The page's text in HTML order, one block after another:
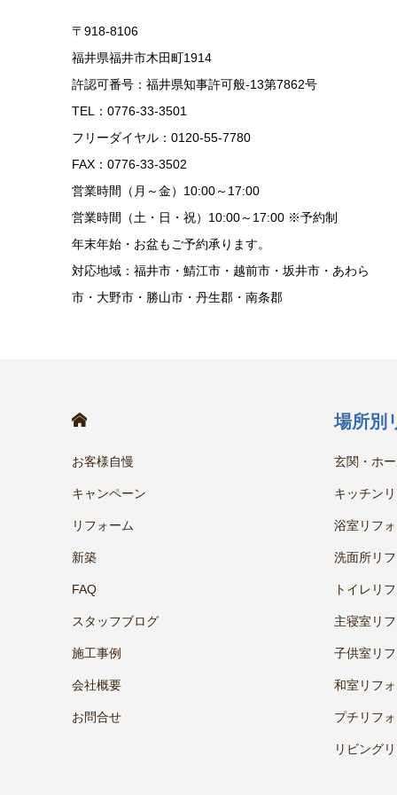
〒918-8106
福井県福井市木田町1914
許認可番号：福井県知事許可般-13第7862号
TEL：0776-33-3501
フリーダイヤル：0120-55-7780
FAX：0776-33-3502
営業時間（月～金）10:00～17:00
営業時間（土・日・祝）10:00～17:00 ※予約制
年末年始・お盆もご予約承ります。
対応地域：福井市・鯖江市・越前市・坂井市・あわら
市・大野市・勝山市・丹生郡・南条郡
お客様自慢
キャンペーン
リフォーム
新築
FAQ
スタッフブログ
施工事例
会社概要
お問合せ
場所別
玄関・ホ
キッチン
浴室リフ
洗面所リ
トイレリ
主寝室リ
子供室リ
和室リフ
プチリフ
リビング